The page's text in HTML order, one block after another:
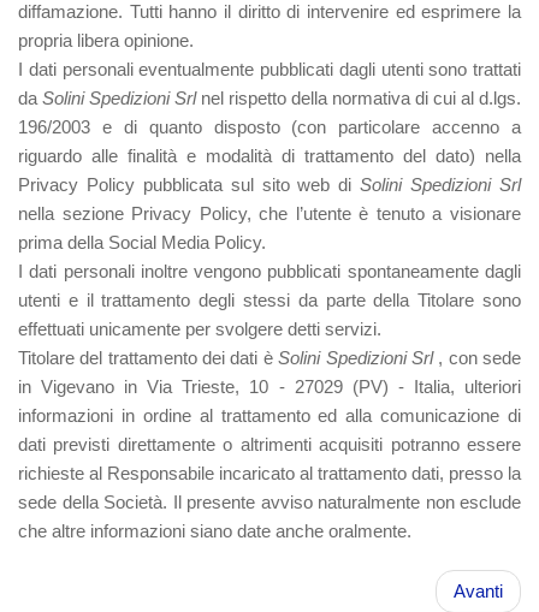
diffamazione. Tutti hanno il diritto di intervenire ed esprimere la
propria libera opinione.
I dati personali eventualmente pubblicati dagli utenti sono trattati
da Solini Spedizioni Srl nel rispetto della normativa di cui al d.lgs.
196/2003 e di quanto disposto (con particolare accenno a
riguardo alle finalità e modalità di trattamento del dato) nella
Privacy Policy pubblicata sul sito web diSolini Spedizioni Srl
nella sezione Privacy Policy, che l’utente è tenuto a visionare
prima della Social Media Policy.
I dati personali inoltre vengono pubblicati spontaneamente dagli
utenti e il trattamento degli stessi da parte della Titolare sono
effettuati unicamente per svolgere detti servizi.
Titolare del trattamento dei dati èSolini Spedizioni Srl , con sede
in Vigevano in Via Trieste, 10 - 27029 (PV) ‐ Italia, ulteriori
informazioni in ordine al trattamento ed alla comunicazione di
dati previsti direttamente o altrimenti acquisiti potranno essere
richieste al Responsabile incaricato al trattamento dati, presso la
sede della Società. Il presente avviso naturalmente non esclude
che altre informazioni siano date anche oralmente.
Avanti